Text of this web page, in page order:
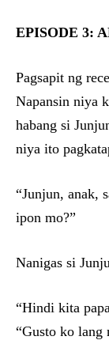
EPISODE 3:
Pagsapit ng
Napansin niya
habang si
niya ito
“Junjun, anak,
ipon mo?”
Nanigas si
“Hindi kita
“Gusto ko lang